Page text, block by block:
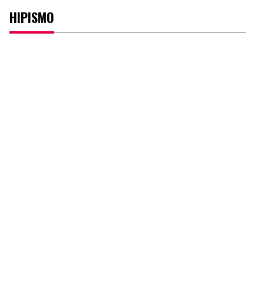
HIPISMO